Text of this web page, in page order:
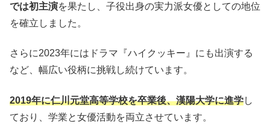
では初主演を果たし、子役出身の実力派女優としての地位
を確立しました。
さらに2023年にはドラマ『ハイクッキー』にも出演する
など、幅広い役柄に挑戦し続けています。
2019年に仁川元堂高等学校を卒業後、漢陽大学に進学し
ており、学業と女優活動を両立させています。